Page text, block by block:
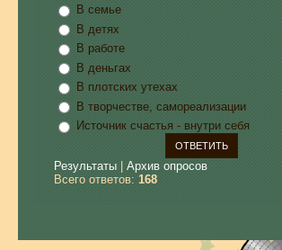
В семье
В детях
В работе
В деньгах
В плотских утехах
В творчестве, самореализации
Источник счастья - внутри себя
Результаты
Архив опросов
Всего ответов: 168